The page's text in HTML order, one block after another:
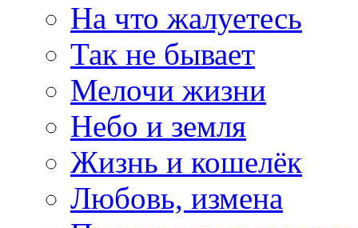
На что жалуетесь
Так не бывает
Мелочи жизни
Небо и земля
Жизнь и кошелёк
Любовь, измена